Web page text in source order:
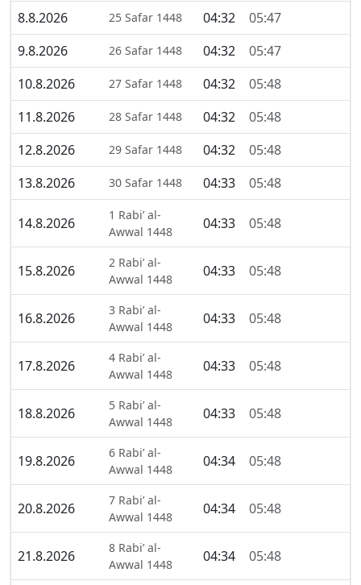
8.8.2026
25 Safar 1448 04:32
05:47
9.8.2026
26 Safar 1448 04:32
05:47
10.8.2026
27 Safar 1448 04:32
05:48
11.8.2026
28 Safar 1448 04:32
05:48
12.8.2026
29 Safar 1448 04:32
05:48
13.8.2026
30 Safar 1448 04:33 05:48
14.8.2026
1 Rabi’ al-
Awwal 1448
04:33 05:48
15.8.2026
2 Rabi’ al-
Awwal 1448
04:33 05:48
16.8.2026
3 Rabi’ al-
Awwal 1448
04:33 05:48
17.8.2026
4 Rabi’ al-
Awwal 1448
04:33 05:48
18.8.2026
5 Rabi’ al-
Awwal 1448
04:33 05:48
19.8.2026
6 Rabi’ al-
Awwal 1448
04:34 05:48
20.8.2026
7 Rabi’ al-
Awwal 1448
04:34 05:48
21.8.2026
8 Rabi’ al-
Awwal 1448
04:34 05:48